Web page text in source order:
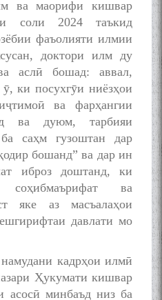
ва маорифи кишвар
соли 2024 таъкид
фаъолияти илмии
доктори илм ду
аслӣ бошад: аввал,
ки посухгӯи ниёзҳои
ва фарҳангии
ва дуюм, тарбияи
саҳм гузоштан дар
бошанд” ва дар ин
иброз доштанд, ки
соҳибмаърифат ва
яке аз масъалаҳои
давлати мо
кадрҳои илмӣ
Ҳукумати кишвар
асосӣ минбаъд низ ба